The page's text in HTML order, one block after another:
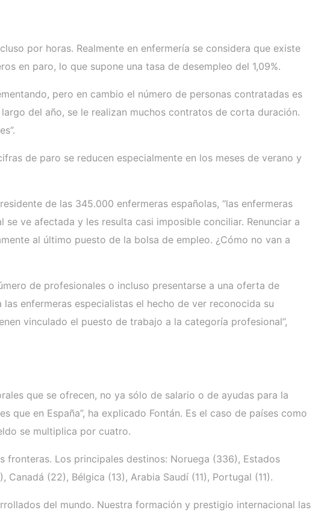
por horas. Realmente en enfermería se considera que existe
en paro, lo que supone una tasa de desempleo del 1,09%.
pero en cambio el número de personas contratadas es
del año, se le realizan muchos contratos de corta duración.
de paro se reducen especialmente en los meses de verano y
de las 345.000 enfermeras españolas, “las enfermeras
ve afectada y les resulta casi imposible conciliar. Renunciar a
al último puesto de la bolsa de empleo. ¿Cómo no van a
de profesionales o incluso presentarse a una oferta de
enfermeras especialistas el hecho de ver reconocida su
vinculado el puesto de trabajo a la categoría profesional”,
que se ofrecen, no ya sólo de salario o de ayudas para la
en España”, ha explicado Fontán. Es el caso de países como
se multiplica por cuatro.
fronteras. Los principales destinos: Noruega (336), Estados
(22), Bélgica (13), Arabia Saudí (11), Portugal (11).
del mundo. Nuestra formación y prestigio internacional las